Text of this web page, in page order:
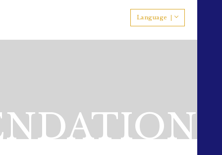
Language